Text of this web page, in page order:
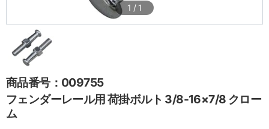
1 / 1
商品番号：009755
フェンダーレール用 荷掛ボルト 3/8-16×7/8 クロー
ム